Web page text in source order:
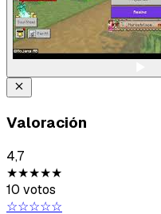
Valoración
4,7
★★★★★
10 votos
☆☆☆☆☆
Tipo